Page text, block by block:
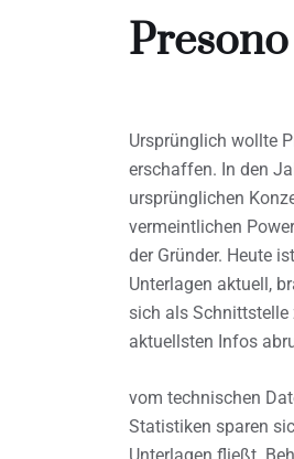
Presono
Ursprünglich wollte
erschaffen. In den
ursprünglichen
vermeintlichen
der Gründer. Heute ist
Unterlagen aktuell,
sich als Schnittstelle
aktuellsten Infos
vom technischen
Statistiken sparen